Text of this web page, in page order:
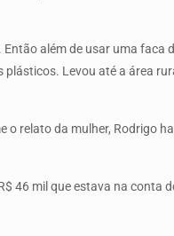
além de usar uma faca
Levou até a área
o relato da mulher, Rodrigo
46 mil que estava na conta